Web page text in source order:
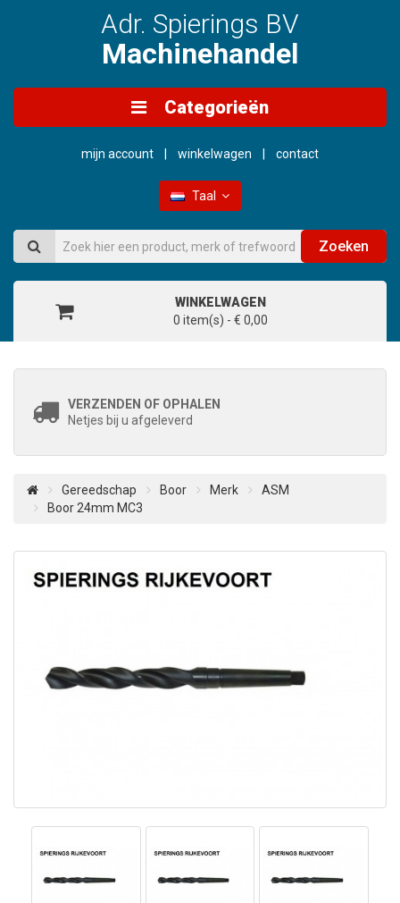
Adr. Spierings BV
Machinehandel
Categorieën
mijn account winkelwagen contact
Taal
Zoeken
WINKELWAGEN
0 item(s) - € 0,00
VERZENDEN OF OPHALEN
Netjes bij u afgeleverd
Gereedschap Boor Merk
ASM
Boor 24mm MC3